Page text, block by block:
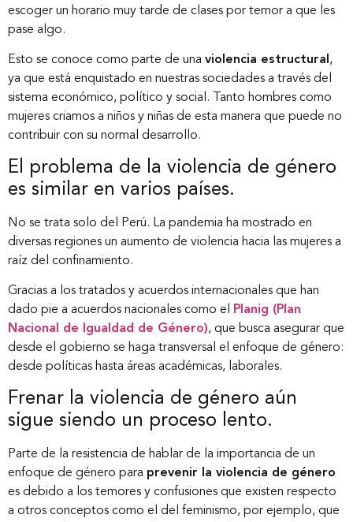
escoger un horario muy tarde de clases por temor a que les
pase algo.
Esto se conoce como parte de una violencia estructural,
ya que está enquistado en nuestras sociedades a través del
sistema económico, político y social. Tanto hombres como
mujeres criamos a niños y niñas de esta manera que puede no
contribuir con su normal desarrollo.
El problema de la violencia de género
es similar en varios países.
No se trata solo del Perú. La pandemia ha mostrado en
diversas regiones un aumento de violencia hacia las mujeres a
raíz del confinamiento.
Gracias a los tratados y acuerdos internacionales que han
dado pie a acuerdos nacionales como el Planig (Plan
Nacional de Igualdad de Género), que busca asegurar que
desde el gobierno se haga transversal el enfoque de género:
desde políticas hasta áreas académicas, laborales.
Frenar la violencia de género aún
sigue siendo un proceso lento.
Parte de la resistencia de hablar de la importancia de un
enfoque de género para prevenir la violencia de género
es debido a los temores y confusiones que existen respecto
a otros conceptos como el del feminismo, por ejemplo, que